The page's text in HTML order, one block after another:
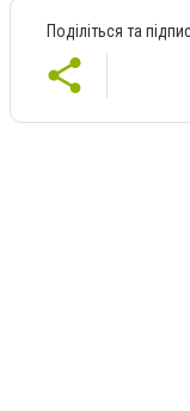
Поділіться та